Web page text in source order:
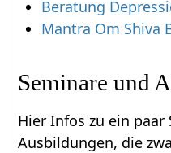
Beratung
Mantra Om Shiva
Seminare und
Hier Infos zu ein paar
Ausbildungen, die